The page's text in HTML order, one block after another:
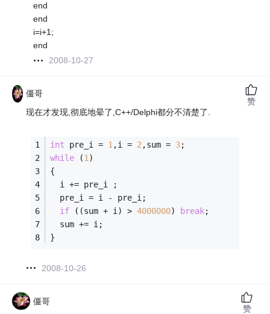
end
end
i=i+1;
end
2008-10-27
僵哥
现在才发现,彻底地晕了,C++/Delphi都分不清楚了.
int pre_i = 1,i = 2,sum = 3;
while (1)
{
  i += pre_i ;
  pre_i = i - pre_i;
if ((sum + i) > 4000000) break;
  sum += i;
}
2008-10-26
赞
僵哥
赞